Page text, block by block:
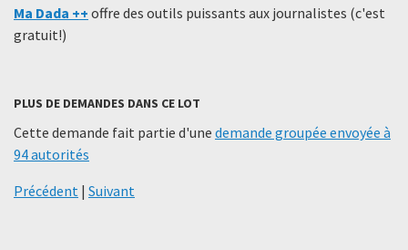
Ma Dada ++ offre des outils puissants aux journalistes (c'est
gratuit!)
PLUS DE DEMANDES DANS CE LOT
Cette demande fait partie d'une demande groupée envoyée à
94 autorités
Précédent | Suivant